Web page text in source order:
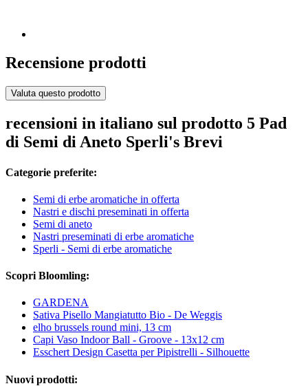
Recensione prodotti
Valuta questo prodotto
recensioni in italiano sul prodotto 5 Pad
di Semi di Aneto Sperli's Brevi
Categorie preferite:
Semi di erbe aromatiche in offerta
Nastri e dischi preseminati in offerta
Semi di aneto
Nastri preseminati di erbe aromatiche
Sperli - Semi di erbe aromatiche
Scopri Bloomling:
GARDENA
Sativa Pisello Mangiatutto Bio - De Weggis
elho brussels round mini, 13 cm
Capi Vaso Indoor Ball - Groove - 13x12 cm
Esschert Design Casetta per Pipistrelli - Silhouette
Nuovi prodotti: